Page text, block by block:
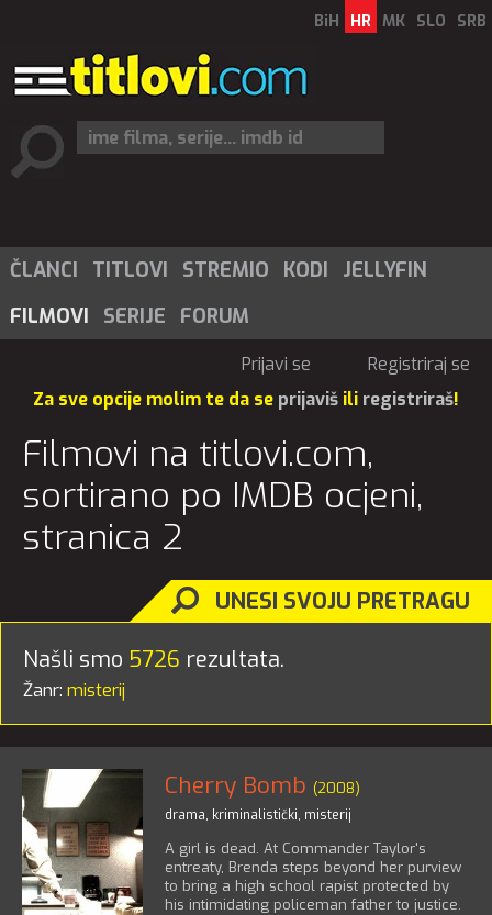
BiH HR MK SLO SRB
ČLANCI TITLOVI STREMIO KODI
JELLYFIN
FILMOVI
SERIJE FORUM
Prijavi se
Registriraj se
Za sve opcije molim te da se prijaviš ili registriraš!
Filmovi na titlovi.com,
sortirano po IMDB ocjeni,
stranica 2
UNESI SVOJU PRETRAGU
Našli smo 5726 rezultata.
Žanr: misterij
Cherry Bomb (2008)
drama, kriminalistički, misterij
A girl is dead. At Commander Taylor's
entreaty, Brenda steps beyond her purview
to bring a high school rapist protected by
his intimidating policeman father to justice.